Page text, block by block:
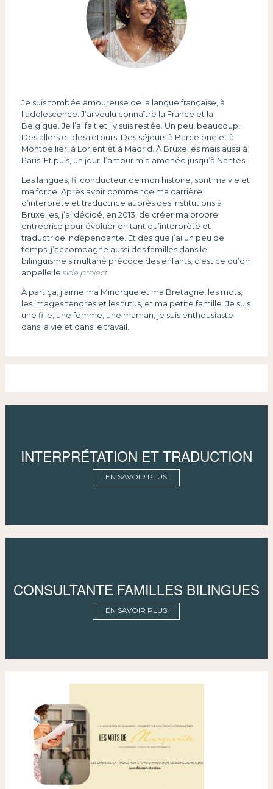
Je suis tombée amoureuse de la langue française, à
l’adolescence. J’ai voulu connaître la France et la
Belgique. Je l’ai fait et j’y suis restée. Un peu, beaucoup.
Des allers et des retours. Des séjours à Barcelone et à
Montpellier, à Lorient et à Madrid. À Bruxelles mais aussi à
Paris. Et puis, un jour, l’amour m’a amenée jusqu’à Nantes.
Les langues, fil conducteur de mon histoire, sont ma vie et
ma force. Après avoir commencé ma carrière
d’interprète et traductrice auprès des institutions à
Bruxelles, j’ai décidé, en 2013, de créer ma propre
entreprise pour évoluer en tant qu’interprète et
traductrice indépendante. Et dès que j’ai un peu de
temps, j’accompagne aussi des familles dans le
bilinguisme simultané précoce des enfants, c’est ce qu’on
appelle le side project.
À part ça, j’aime ma Minorque et ma Bretagne, les mots,
les images tendres et les tutus, et ma petite famille. Je suis
une fille, une femme, une maman, je suis enthousiaste
dans la vie et dans le travail.
INTERPRÉTATION ET TRADUCTION
EN SAVOIR PLUS
CONSULTANTE FAMILLES BILINGUES
EN SAVOIR PLUS